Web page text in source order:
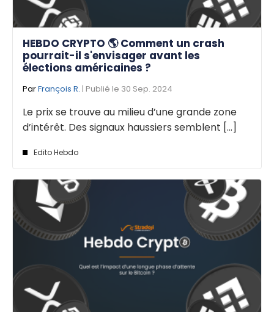
HEBDO CRYPTO 🌎 Comment un crash
pourrait-il s'envisager avant les
élections américaines ?
ParFrançois R. | Publié le 30 Sep. 2024
Le prix se trouve au milieu d’une grande zone
d’intérêt. Des signaux haussiers semblent [...]
Edito Hebdo